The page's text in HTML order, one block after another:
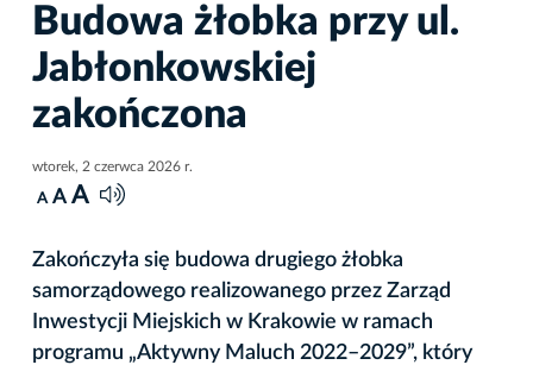
Budowa żłobka przy ul.
Jabłonkowskiej
zakończona
wtorek, 2 czerwca 2026 r.
A A A
Zakończyła się budowa drugiego żłobka
samorządowego realizowanego przez Zarząd
Inwestycji Miejskich w Krakowie w ramach
programu „Aktywny Maluch 2022–2029”, który